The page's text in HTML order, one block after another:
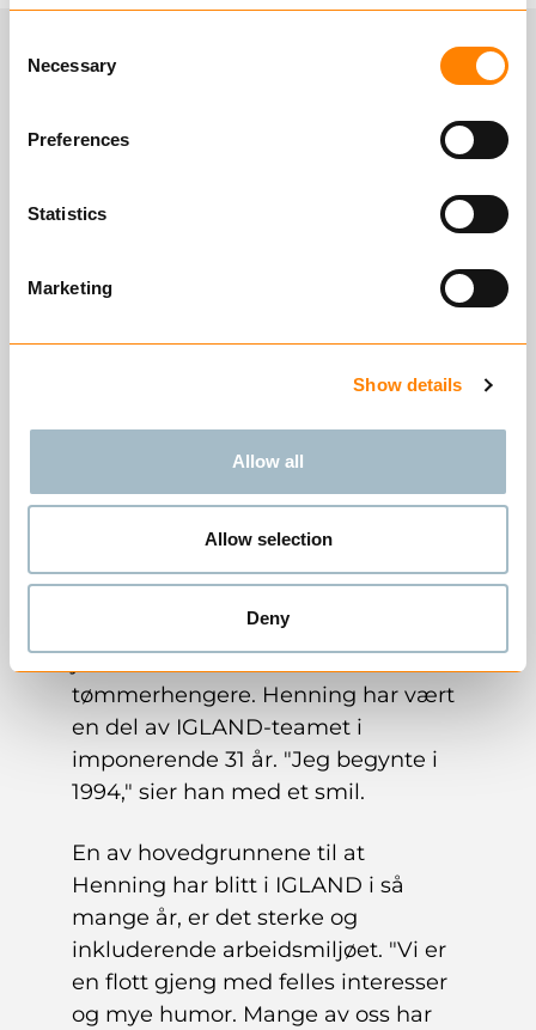
Selection
Necessary
Preferences
Statistics
Marketing
Show details
Allow all
Allow selection
Deny
En hverdag fylt med
humor og fellesskap
Videre møter vi Henning, som
tømmerhengere. Henning har vært
en del av IGLAND-teamet i
imponerende 31 år. "Jeg begynte i
1994," sier han med et smil.
En av hovedgrunnene til at
Henning har blitt i IGLAND i så
mange år, er det sterke og
inkluderende arbeidsmiljøet. "Vi er
en flott gjeng med felles interesser
og mye humor. Mange av oss har